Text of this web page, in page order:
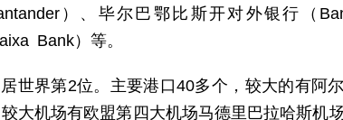
）、毕尔巴鄂比斯开对外银行（
Bank）等。
世界第2位。主要港口40多个，较大的有阿尔
大机场有欧盟第四大机场马德里巴拉哈斯机